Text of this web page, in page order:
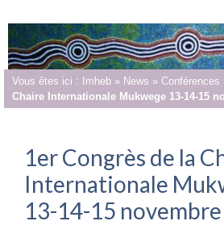
Vous êtes ici : Imheb » News » Conférences
Chaire Internationale Mukwege 13-14-15
1er Congrès de la
Internationale
13-14-15